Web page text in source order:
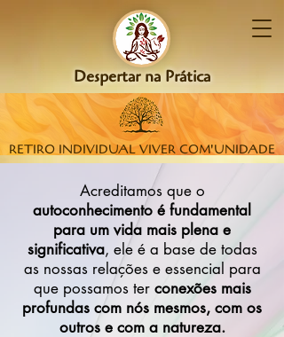
Despertar na Prática
RETIRO INDIVIDUAL VIVER COM'UNIDADE
Acreditamos que o
autoconhecimento é fundamental
para um vida mais plena e
significativa, ele é a base de todas
as nossas relações e essencial para
que possamos ter conexões mais
profundas com nós mesmos, com os
outros e com a natureza.